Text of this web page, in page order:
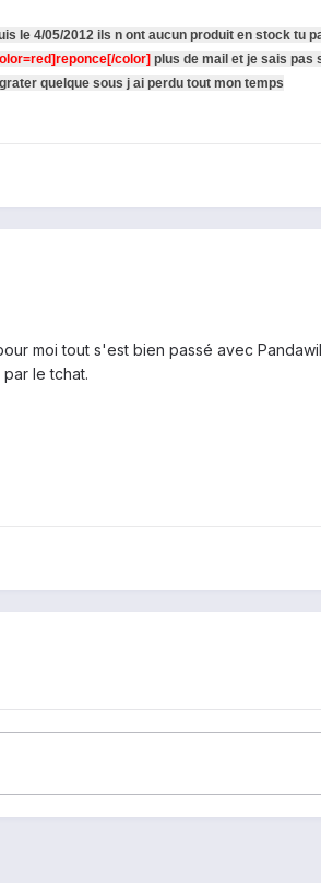
le 4/05/2012 ils n ont aucun produit en stock tu
color] plus de mail et je sais pas
quelque sous j ai perdu tout mon temps
moi tout s'est bien passé avec
le tchat.